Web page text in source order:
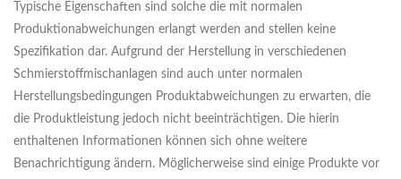
Typische Eigenschaften sind solche die mit normalen
Produktionabweichungen erlangt werden and stellen keine
Spezifikation dar. Aufgrund der Herstellung in verschiedenen
Schmierstoffmischanlagen sind auch unter normalen
Herstellungsbedingungen Produktabweichungen zu erwarten, die
die Produktleistung jedoch nicht beeinträchtigen. Die hierin
enthaltenen Informationen können sich ohne weitere
Benachrichtigung ändern. Möglicherweise sind einige Produkte vor